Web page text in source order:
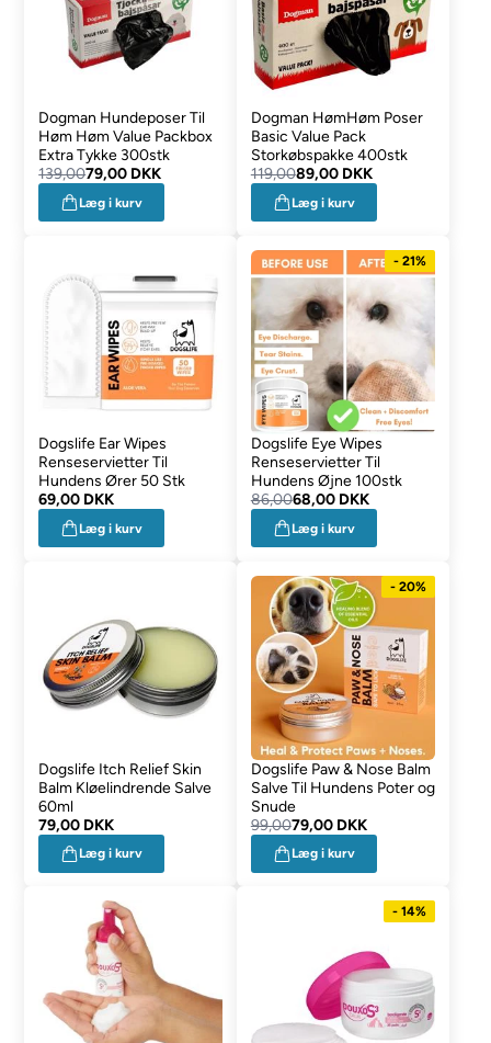
Dogman Hundeposer Til
Høm Høm Value Packbox
Extra Tykke 300stk
139,0079,00 DKK
Læg i kurv
Dogman HømHøm Poser
Basic Value Pack
Storkøbspakke 400stk
119,0089,00 DKK
Læg i kurv
Dogslife Ear Wipes
Renseservietter Til
Hundens Ører 50 Stk
69,00 DKK
Læg i kurv
- 21%
Dogslife Eye Wipes
Renseservietter Til
Hundens Øjne 100stk
86,0068,00 DKK
Læg i kurv
Dogslife Itch Relief Skin
Balm Kløelindrende Salve
60ml
79,00 DKK
Læg i kurv
- 20%
Dogslife Paw & Nose Balm
Salve Til Hundens Poter og
Snude
99,0079,00 DKK
Læg i kurv
- 14%